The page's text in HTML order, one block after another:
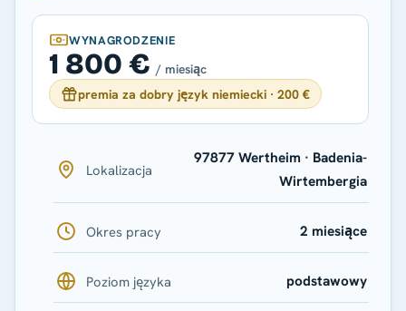
WYNAGRODZENIE
1 800 € / miesiąc
premia za dobry język niemiecki · 200 €
Lokalizacja
97877 Wertheim · Badenia-
Wirtembergia
Okres pracy 2 miesiące
Poziom języka podstawowy